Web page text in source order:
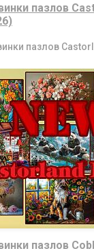
пазлов
пазлов
пазлов